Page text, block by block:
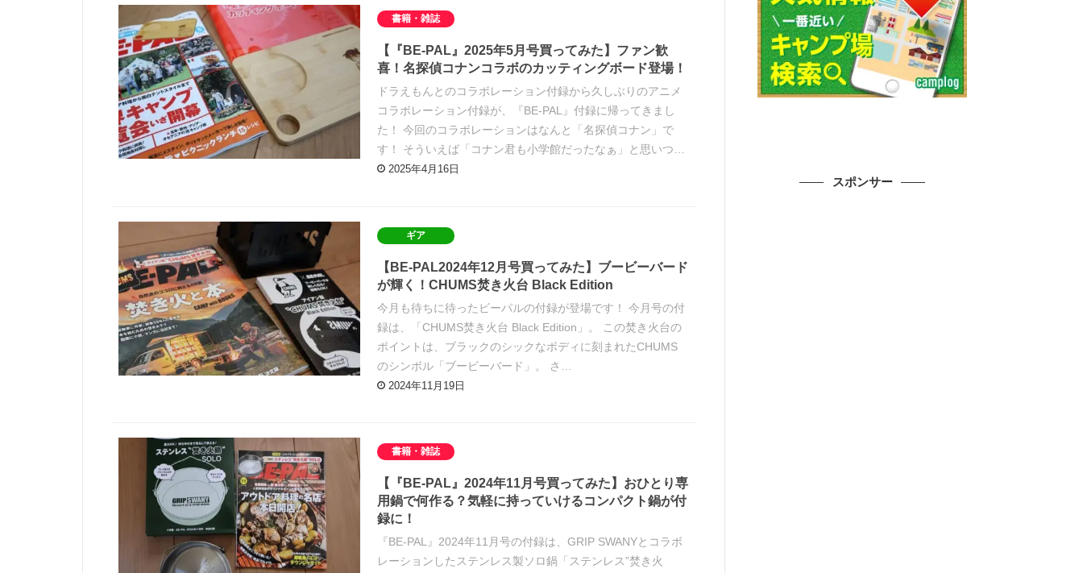
書籍・雑誌
【『BE-PAL』2025年5月号買ってみた】ファン歓
喜！名探偵コナンコラボのカッティングボード登場！
ドラえもんとのコラボレーション付録から久しぶりのアニメ
コラボレーション付録が、『BE-PAL』付録に帰ってきまし
た！ 今回のコラボレーションはなんと「名探偵コナン」で
す！ そういえば「コナン君も小学館だったなぁ」と思いつ…
2025年4月16日
ギア
【BE-PAL2024年12月号買ってみた】ブービーバード
が輝く！CHUMS焚き火台 Black Edition
今月も待ちに待ったビーパルの付録が登場です！ 今月号の付
録は、「CHUMS焚き火台 Black Edition」。 この焚き火台の
ポイントは、ブラックのシックなボディに刻まれたCHUMS
のシンボル「ブービーバード」。 さ…
2024年11月19日
書籍・雑誌
【『BE-PAL』2024年11月号買ってみた】おひとり専
用鍋で何作る？気軽に持っていけるコンパクト鍋が付
録に！
『BE-PAL』2024年11月号の付録は、GRIP SWANYとコラボ
レーションしたステンレス製ソロ鍋「ステンレス”焚き火
スポンサー